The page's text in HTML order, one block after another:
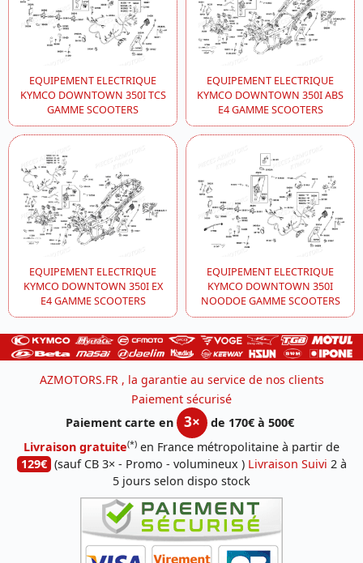
EQUIPEMENT ELECTRIQUE
KYMCO DOWNTOWN 350I TCS
GAMME SCOOTERS
EQUIPEMENT ELECTRIQUE
KYMCO DOWNTOWN 350I ABS
E4 GAMME SCOOTERS
EQUIPEMENT ELECTRIQUE
KYMCO DOWNTOWN 350I EX
E4 GAMME SCOOTERS
EQUIPEMENT ELECTRIQUE
KYMCO DOWNTOWN 350I
NOODOE GAMME SCOOTERS
AZMOTORS.FR , la garantie au service de nos clients
Paiement sécurisé
Paiement carte en
3×
de 170€ à 500€
Livraison gratuite(*) en France métropolitaine à partir de
129€ (sauf CB 3× - Promo - volumineux ) Livraison Suivi 2 à
5 jours selon dispo stock